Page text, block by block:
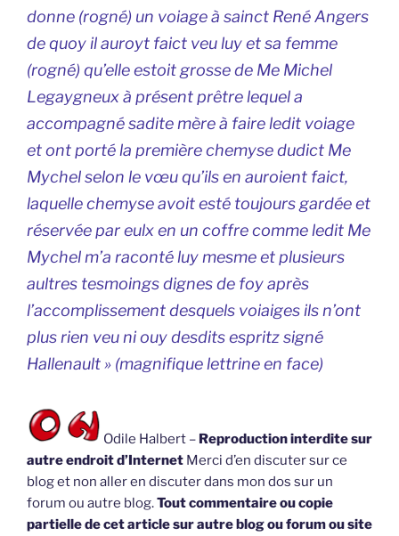
donne (rogné) un voiage à sainct René Angers
de quoy il auroyt faict veu luy et sa femme
(rogné) qu’elle estoit grosse de Me Michel
Legaygneux à présent prêtre lequel a
accompagné sadite mère à faire ledit voiage
et ont porté la première chemyse dudict Me
Mychel selon le vœu qu’ils en auroient faict,
laquelle chemyse avoit esté toujours gardée et
réservée par eulx en un coffre comme ledit Me
Mychel m’a raconté luy mesme et plusieurs
aultres tesmoings dignes de foy après
l’accomplissement desquels voiaiges ils n’ont
plus rien veu ni ouy desdits espritz signé
Hallenault » (magnifique lettrine en face)
Odile Halbert – Reproduction interdite sur
autre endroit d’Internet Merci d’en discuter sur ce
blog et non aller en discuter dans mon dos sur un
forum ou autre blog.Tout commentaire ou copie
partielle de cet article sur autre blog ou forum ou site